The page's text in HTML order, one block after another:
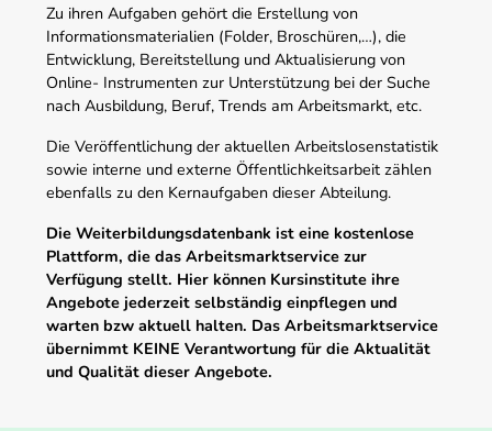
Zu ihren Aufgaben gehört die Erstellung von
Informationsmaterialien (Folder, Broschüren,…), die
Entwicklung, Bereitstellung und Aktualisierung von
Online- Instrumenten zur Unterstützung bei der Suche
nach Ausbildung, Beruf, Trends am Arbeitsmarkt, etc.
Die Veröffentlichung der aktuellen Arbeitslosenstatistik
sowie interne und externe Öffentlichkeitsarbeit zählen
ebenfalls zu den Kernaufgaben dieser Abteilung.
Die Weiterbildungsdatenbank ist eine kostenlose
Plattform, die das Arbeitsmarktservice zur
Verfügung stellt. Hier können Kursinstitute ihre
Angebote jederzeit selbständig einpflegen und
warten bzw aktuell halten. Das Arbeitsmarktservice
übernimmt KEINE Verantwortung für die Aktualität
und Qualität dieser Angebote.